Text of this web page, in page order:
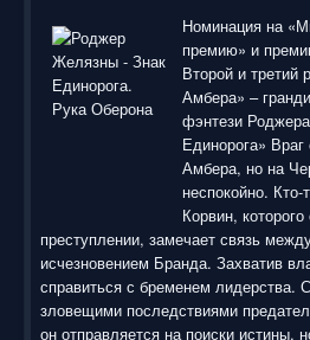
Номинация на
премию» и
Второй и третий
Амбера» –
фэнтези
Единорога» Враг
Амбера, но на
неспокойно. Кто-
Корвин,
преступлении, замечает связь
исчезновением Бранда. Захватив
справиться с бременем лидерства.
зловещими последствиями
он отправляется на поиски истины,